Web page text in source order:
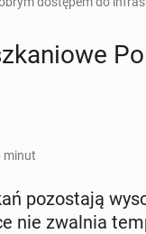
minut
po­zo­sta­ją
nie zwalnia